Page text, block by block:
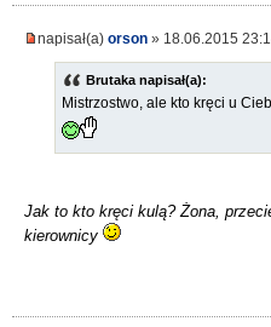
napisał(a) orson » 18.06.2015
Brutaka napisał(a):
Mistrzostwo, ale kto kręci u
Jak to kto kręci kulą? Żona,
kierownicy